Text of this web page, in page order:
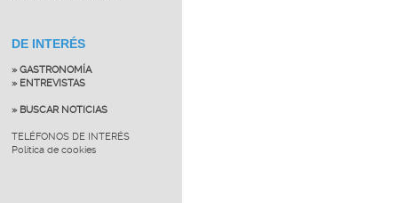
DE INTERÉS
» GASTRONOMÍA
» ENTREVISTAS
» BUSCAR NOTICIAS
TELÉFONOS DE INTERÉS
Política de cookies